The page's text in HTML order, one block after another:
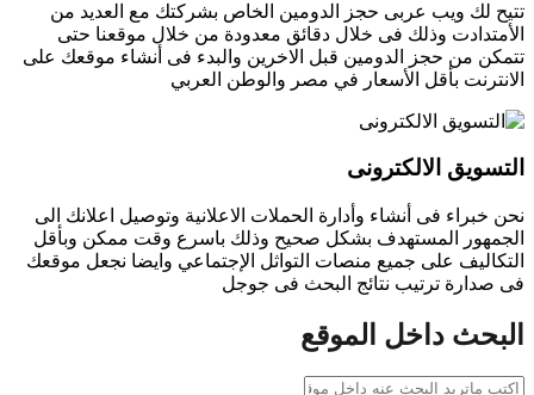
تتيح لك ويب عربى حجز الدومين الخاص بشركتك مع العديد من
الأمتدادت وذلك فى خلال دقائق معدودة من خلال موقعنا حتى
تتمكن من حجز الدومين قبل الاخرين والبدء فى أنشاء موقعك على
الانترنت بأقل الأسعار في مصر والوطن العربي
التسويق الالكترونى
نحن خبراء فى أنشاء وأدارة الحملات الاعلانية وتوصيل اعلانك الى
الجمهور المستهدف بشكل صحيح وذلك باسرع وقت ممكن وبأقل
التكاليف على جميع منصات التواثل الإجتماعي وايضا نجعل موقعك
فى صدارة ترتيب نتائج البحث فى جوجل
البحث داخل الموقع